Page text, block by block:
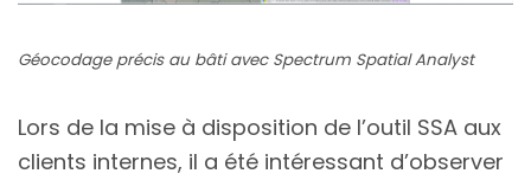
Géocodage précis au bâti avec Spectrum Spatial Analyst
Lors de la mise à disposition de l’outil SSA aux
clients internes, il a été intéressant d’observer